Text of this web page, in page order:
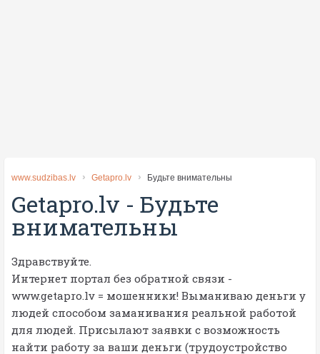
www.sudzibas.lv Getapro.lv Будьте внимательны
Getapro.lv - Будьте
внимательны
Здравствуйте.
Интернет портал без обратной связи -
www.getapro.lv = мошенники! Выманиваю деньги у
людей способом заманивания реальной работой
для людей. Присылают заявки с возможность
найти работу за ваши деньги (трудоустройство